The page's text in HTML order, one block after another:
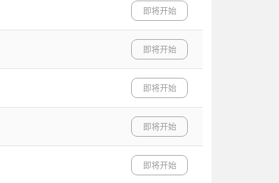
即将开始
即将开始
即将开始
即将开始
即将开始